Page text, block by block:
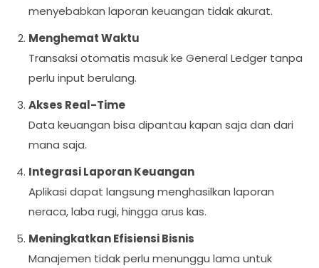
menyebabkan laporan keuangan tidak akurat.
Menghemat Waktu
Transaksi otomatis masuk ke General Ledger tanpa
perlu input berulang.
Akses Real-Time
Data keuangan bisa dipantau kapan saja dan dari
mana saja.
Integrasi Laporan Keuangan
Aplikasi dapat langsung menghasilkan laporan
neraca, laba rugi, hingga arus kas.
Meningkatkan Efisiensi Bisnis
Manajemen tidak perlu menunggu lama untuk